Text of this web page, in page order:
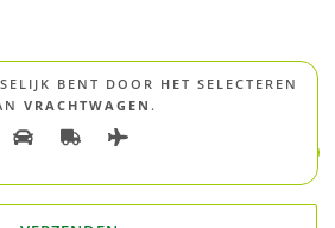
BENT DOOR HET SELECTEREN
VRACHTWAGEN .